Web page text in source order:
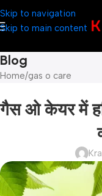
Skip to navigation
Skip to main content
Blog
Home gas o care
गैस ओ केयर में